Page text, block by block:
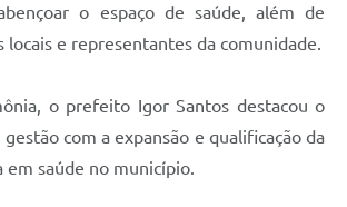
o espaço de saúde, além de
locais e representantes da comunidade.
o prefeito Igor Santos destacou o
com a expansão e qualificação da
em saúde no município.